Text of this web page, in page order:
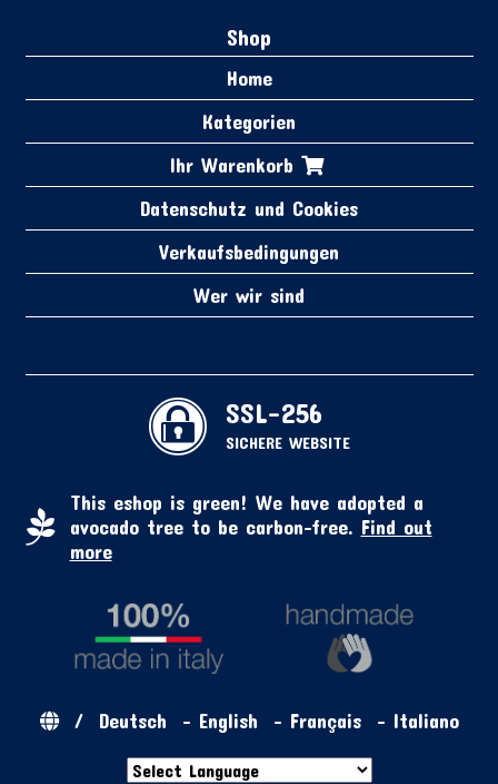
Shop
Home
Kategorien
Ihr Warenkorb
Datenschutz und Cookies
Verkaufsbedingungen
Wer wir sind
SSL-256
SICHERE WEBSITE
This eshop is green! We have adopted a
avocado tree to be carbon-free. Find out
more
/ Deutsch - English - Français- Italiano